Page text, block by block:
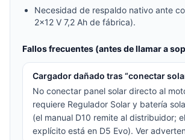
Necesidad de respaldo nativo ante
2×12 V 7,2 Ah de fábrica).
Fallos frecuentes (antes de llamar a
Cargador dañado tras “conectar
No conectar panel solar directo al
requiere Regulador Solar y batería
(el manual D10 remite al distribuidor;
explícito está en D5 Evo). Ver